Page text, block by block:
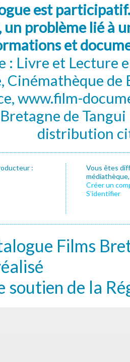
est
problème lié à
et
: Livre et Lecture
Cinémathèque de
www.film-
de
distribution
:
Vous êtes
Créer un
S’identifier
Films
soutien de la